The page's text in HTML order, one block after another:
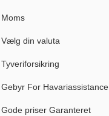
Moms
Vælg din valuta
Tyveriforsikring
Gebyr For Havariassistance
Gode priser Garanteret